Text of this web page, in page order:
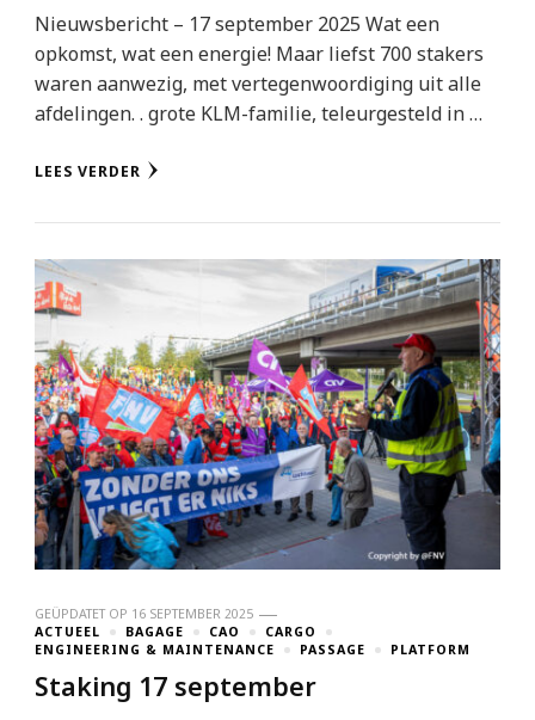
Nieuwsbericht – 17 september 2025 Wat een
opkomst, wat een energie! Maar liefst 700 stakers
waren aanwezig, met vertegenwoordiging uit alle
afdelingen. . grote KLM-familie, teleurgesteld in …
LEES VERDER
GEÜPDATET OP 16 SEPTEMBER 2025
ACTUEEL
BAGAGE CAO
CARGO
ENGINEERING & MAINTENANCE
PASSAGE PLATFORM
Staking 17 september